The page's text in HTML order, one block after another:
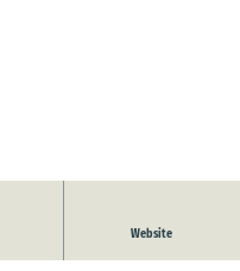
Website
Ladestation mit zwei